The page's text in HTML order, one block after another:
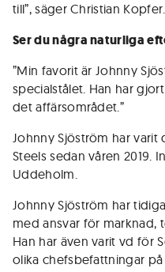
till”, säger Christian Kopfer.
Ser du några naturliga
”Min favorit är Johnny
specialstålet. Han har
det affärsområdet.”
Johnny Sjöström har varit
Steels sedan våren 2019.
Uddeholm.
Johnny Sjöström har
med ansvar för marknad,
Han har även varit vd för
olika chefsbefattningar